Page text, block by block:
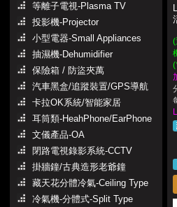
等離子電視-Plasma TV
投影機-Projector
小型電器-Small Appliances
抽濕機-Dehumidifier
保險箱 / 防盜夾萬
汽車黑盒/追蹤裝置/GPS導航
卡拉OK系統/智能家居
耳筒類-HeahPhone/EarPhone
文儀產品-OA
閉路電視錄影系統-CCTV
掛牆鐘/古典造形老爺鐘
藏天花分體冷氣-Ceiling Type
冷氣機-分體式-Split Type
(
(